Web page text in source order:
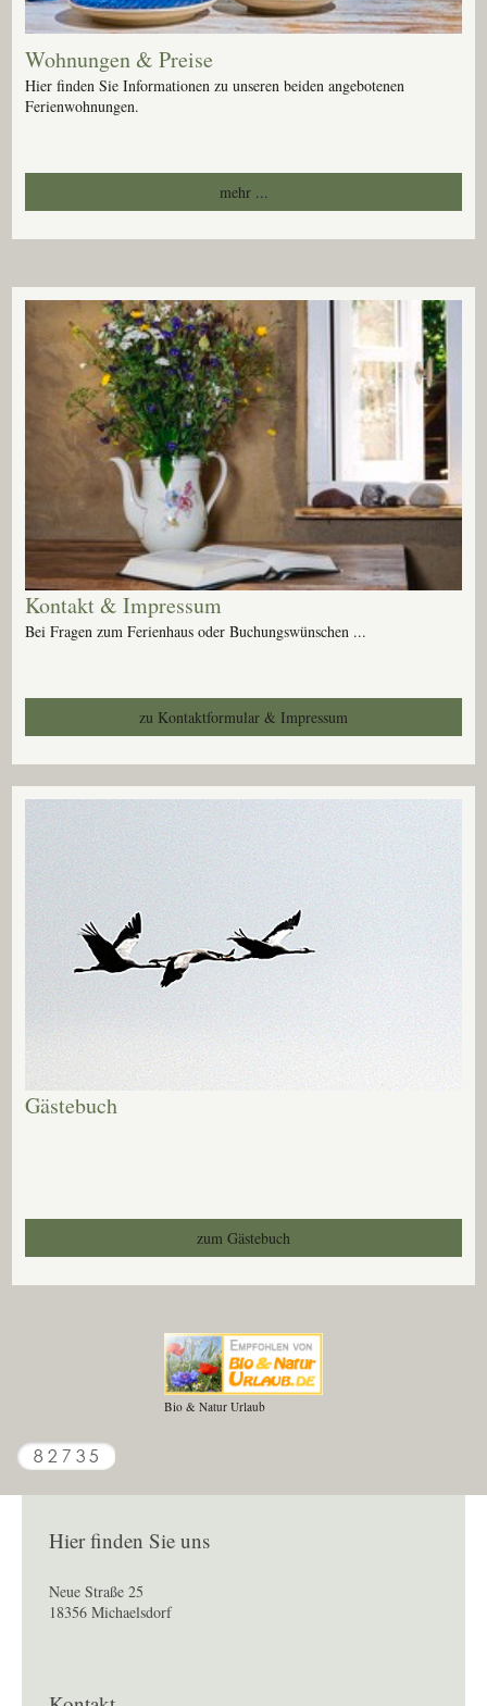
Wohnungen & Preise
Hier finden Sie Informationen zu unseren beiden angebotenen
Ferienwohnungen.
mehr ...
Kontakt & Impressum
Bei Fragen zum Ferienhaus oder Buchungswünschen ...
zu Kontaktformular & Impressum
Gästebuch
zum Gästebuch
Bio & Natur Urlaub
Hier finden Sie uns
Neue Straße 25
18356 Michaelsdorf